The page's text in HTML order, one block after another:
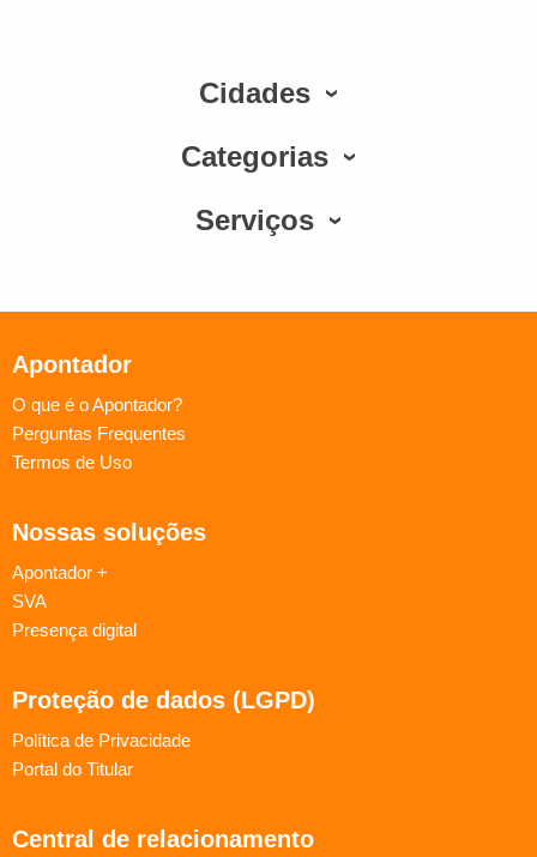
Cidades
Categorias
Serviços
Apontador
O que é o Apontador?
Perguntas Frequentes
Termos de Uso
Nossas soluções
Apontador +
SVA
Presença digital
Proteção de dados (LGPD)
Política de Privacidade
Portal do Titular
Central de relacionamento